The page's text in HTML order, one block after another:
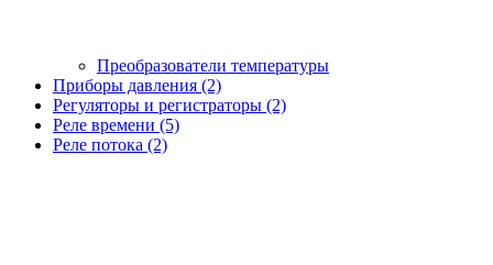
Преобразователи температуры
Приборы давления (2)
Регуляторы и регистраторы (2)
Реле времени (5)
Реле потока (2)